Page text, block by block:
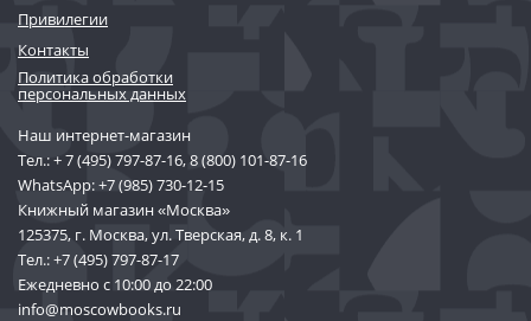
Привилегии
Контакты
Политика обработки
персональных данных
Наш интернет-магазин
Тел.:+ 7 (495) 797-87-16,8 (800) 101-87-16
WhatsApp:+7 (985) 730-12-15
Книжный магазин «Москва»
125375, г. Москва, ул. Тверская, д. 8, к. 1
Тел.:+7 (495) 797-87-17
Ежедневно с 10:00 до 22:00
info@moscowbooks.ru